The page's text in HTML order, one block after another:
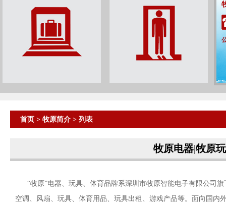
首页 > 牧原简介 > 列表
牧原电器|牧原
“牧原”电器、玩具、体育品牌系深圳市牧原智能电子有限公司
空调、风扇、玩具、体育用品、玩具出租、游戏产品等。面向国